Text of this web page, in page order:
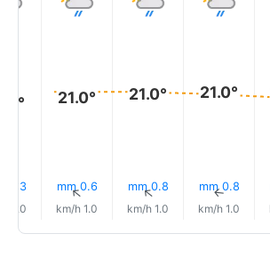
21.0°
0.8 mm
↑
1.0 km/h
21.0°
0.8 mm
↑
1.0 km/h
21.0°
0.6 mm
↑
1.0 km/h
0.3 mm
1.0 km/h